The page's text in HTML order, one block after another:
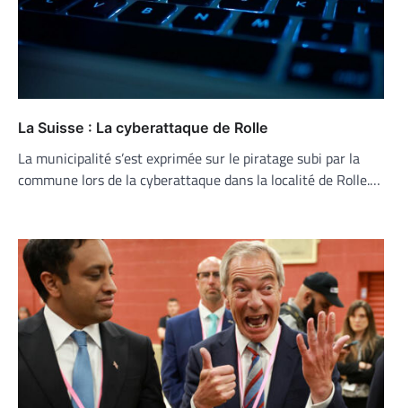
La Suisse : La cyberattaque de Rolle
La municipalité s’est exprimée sur le piratage subi par la
commune lors de la cyberattaque dans la localité de Rolle.…